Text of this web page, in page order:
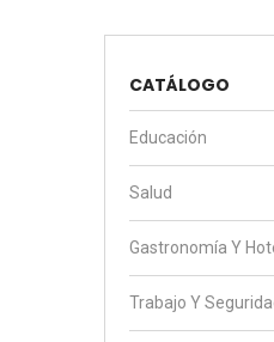
CATÁLOGO
Educación
Salud
Gastronomía Y
Trabajo Y